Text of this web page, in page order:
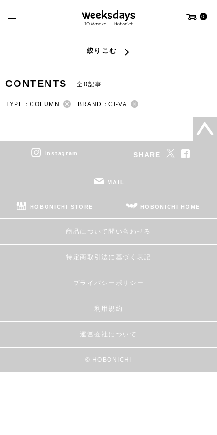
0
絞りこむ
CONTENTS 全0記事
TYPE：COLUMN BRAND：CI-VA
instagram SHARE
MAIL
HOBONICHI STORE HOBONICHI HOME
商品について問い合わせる
特定商取引法に基づく表記
プライバシーポリシー
利用規約
運営会社について
© HOBONICHI